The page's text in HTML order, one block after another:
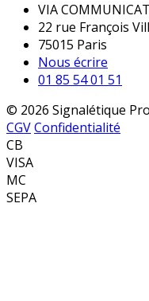
VIA
22 rue François
75015 Paris
Nous écrire
01 85 54 01 51
© 2026 Signalétique
CGVConfidentialité
CB
VISA
MC
SEPA